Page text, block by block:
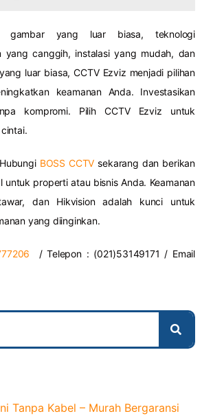
gambar yang luar biasa, teknologi
yang canggih, instalasi yang mudah, dan
luar biasa, CCTV Ezviz menjadi pilihan
keamanan Anda. Investasikan
kompromi. Pilih CCTV Ezviz untuk
BOSS CCTV sekarang dan berikan
untuk properti atau bisnis Anda. Keamanan
dan Hikvision adalah kunci untuk
yang diinginkan.
/ Telepon : (021)53149171 / Email
Tanpa Kabel – Murah Bergaransi